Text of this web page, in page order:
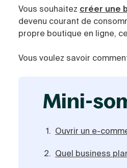
Vous souhaitez créer une
devenu courant de
propre boutique en ligne,
Vous voulez savoir
mini-
Ouvrir un e-
Quel business